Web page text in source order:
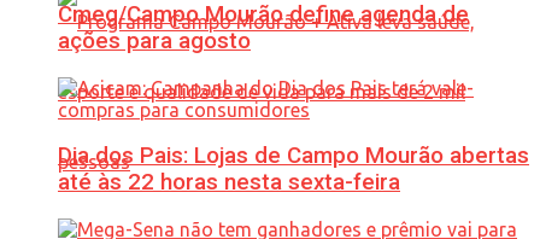
Cmeg/Campo Mourão define agenda de
ações para agosto
Dia dos Pais: Lojas de Campo Mourão abertas
até às 22 horas nesta sexta-feira